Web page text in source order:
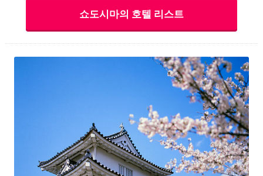
쇼도시마의 호텔 리스트